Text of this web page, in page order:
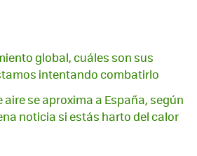
global, cuáles son sus
intentando combatirlo
aire se aproxima a España, según
noticia si estás harto del calor